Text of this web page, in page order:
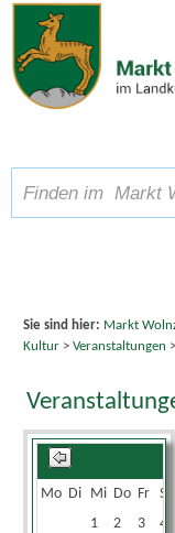
Zum Inhalt,zur Navigation
Schriftgröße A A A
Sie sind hier: Markt
Kultur> Veranstaltungen >
Mo Di Mi Do Fr Sa
1
2 3 4